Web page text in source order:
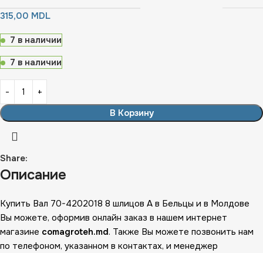
315,00 MDL
7 в наличии
7 в наличии
В Корзину
Share:
Описание
Купить Вал 70-4202018 8 шлицов А в Бельцы и в Молдове
Вы можете, оформив онлайн заказ в нашем интернет
магазине comagroteh.md. Также Вы можете позвонить нам
по телефоном, указанном в контактах, и менеджер